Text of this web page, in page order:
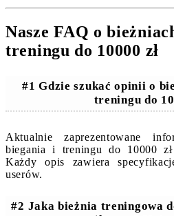
Nasze FAQ o
treningu do 10000 zł
#1 Gdzie szukać opinii o
treningu do
Aktualnie zaprezentowane
biegania i treningu do 10000
Każdy opis zawiera
userów.
#2 Jaka bieżnia treningowa